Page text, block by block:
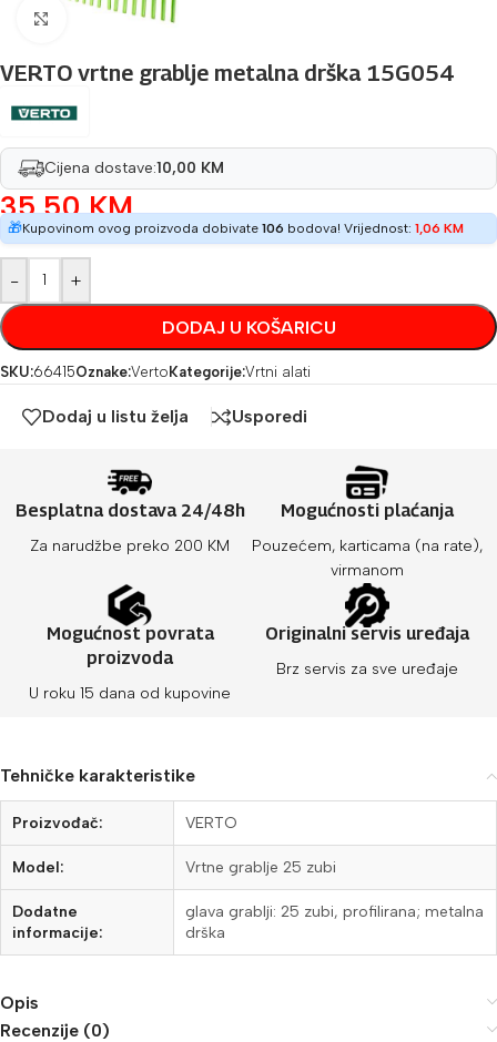
Povećaj sliku
VERTO vrtne grablje metalna drška 15G054
Cijena dostave:10,00 KM
35,50KM
🎁Kupovinom ovog proizvoda dobivate 106 bodova! Vrijednost: 1,06 KM
- +
DODAJ U KOŠARICU
SKU:66415Oznake:Verto Kategorije:Vrtni alati
Dodaj u listu želja Usporedi
Besplatna dostava 24/48h
Za narudžbe preko 200 KM
Mogućnosti plaćanja
Pouzećem, karticama (na rate),
virmanom
Mogućnost povrata
proizvoda
U roku 15 dana od kupovine
Originalni servis uređaja
Brz servis za sve uređaje
Tehničke karakteristike
Proizvođač: VERTO
Model: Vrtne grablje 25 zubi
Dodatne
informacije:
glava grablji: 25 zubi, profilirana; metalna
drška
Opis
Recenzije (0)